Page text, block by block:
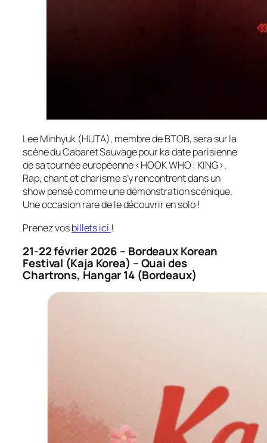
Lee Minhyuk (HUTA), membre de BTOB, sera sur la
scène du Cabaret Sauvage pour ka date parisienne
de sa tournée européenne <HOOK WHO : KING>.
Rap, chant et charisme s’y rencontrent dans un
show pensé comme une démonstration scénique.
Une occasion rare de le découvrir en solo !
Prenez vosbillets ici !
21-22 février 2026 – Bordeaux Korean
Festival (Kaja Korea) – Quai des
Chartrons, Hangar 14 (Bordeaux)